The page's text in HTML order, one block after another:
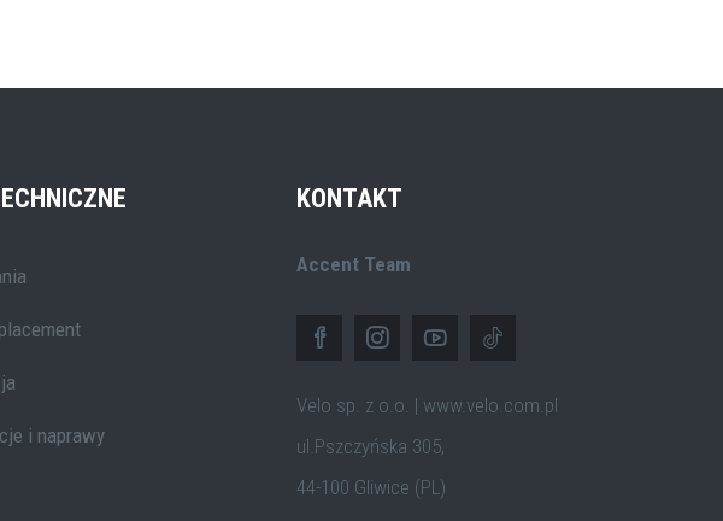
i naprawy
KONTAKT
Accent Team
Velo sp. z o.o. | www.velo.com.pl
ul.Pszczyńska 305,
44-100 Gliwice (PL)